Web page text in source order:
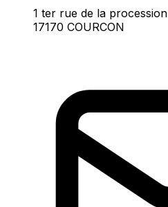
1 ter rue de la procession
17170 COURCON